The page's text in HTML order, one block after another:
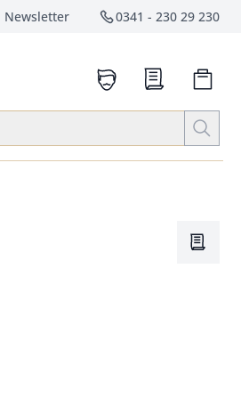
Newsletter Service-
0341 - 230 29 230
anrufen